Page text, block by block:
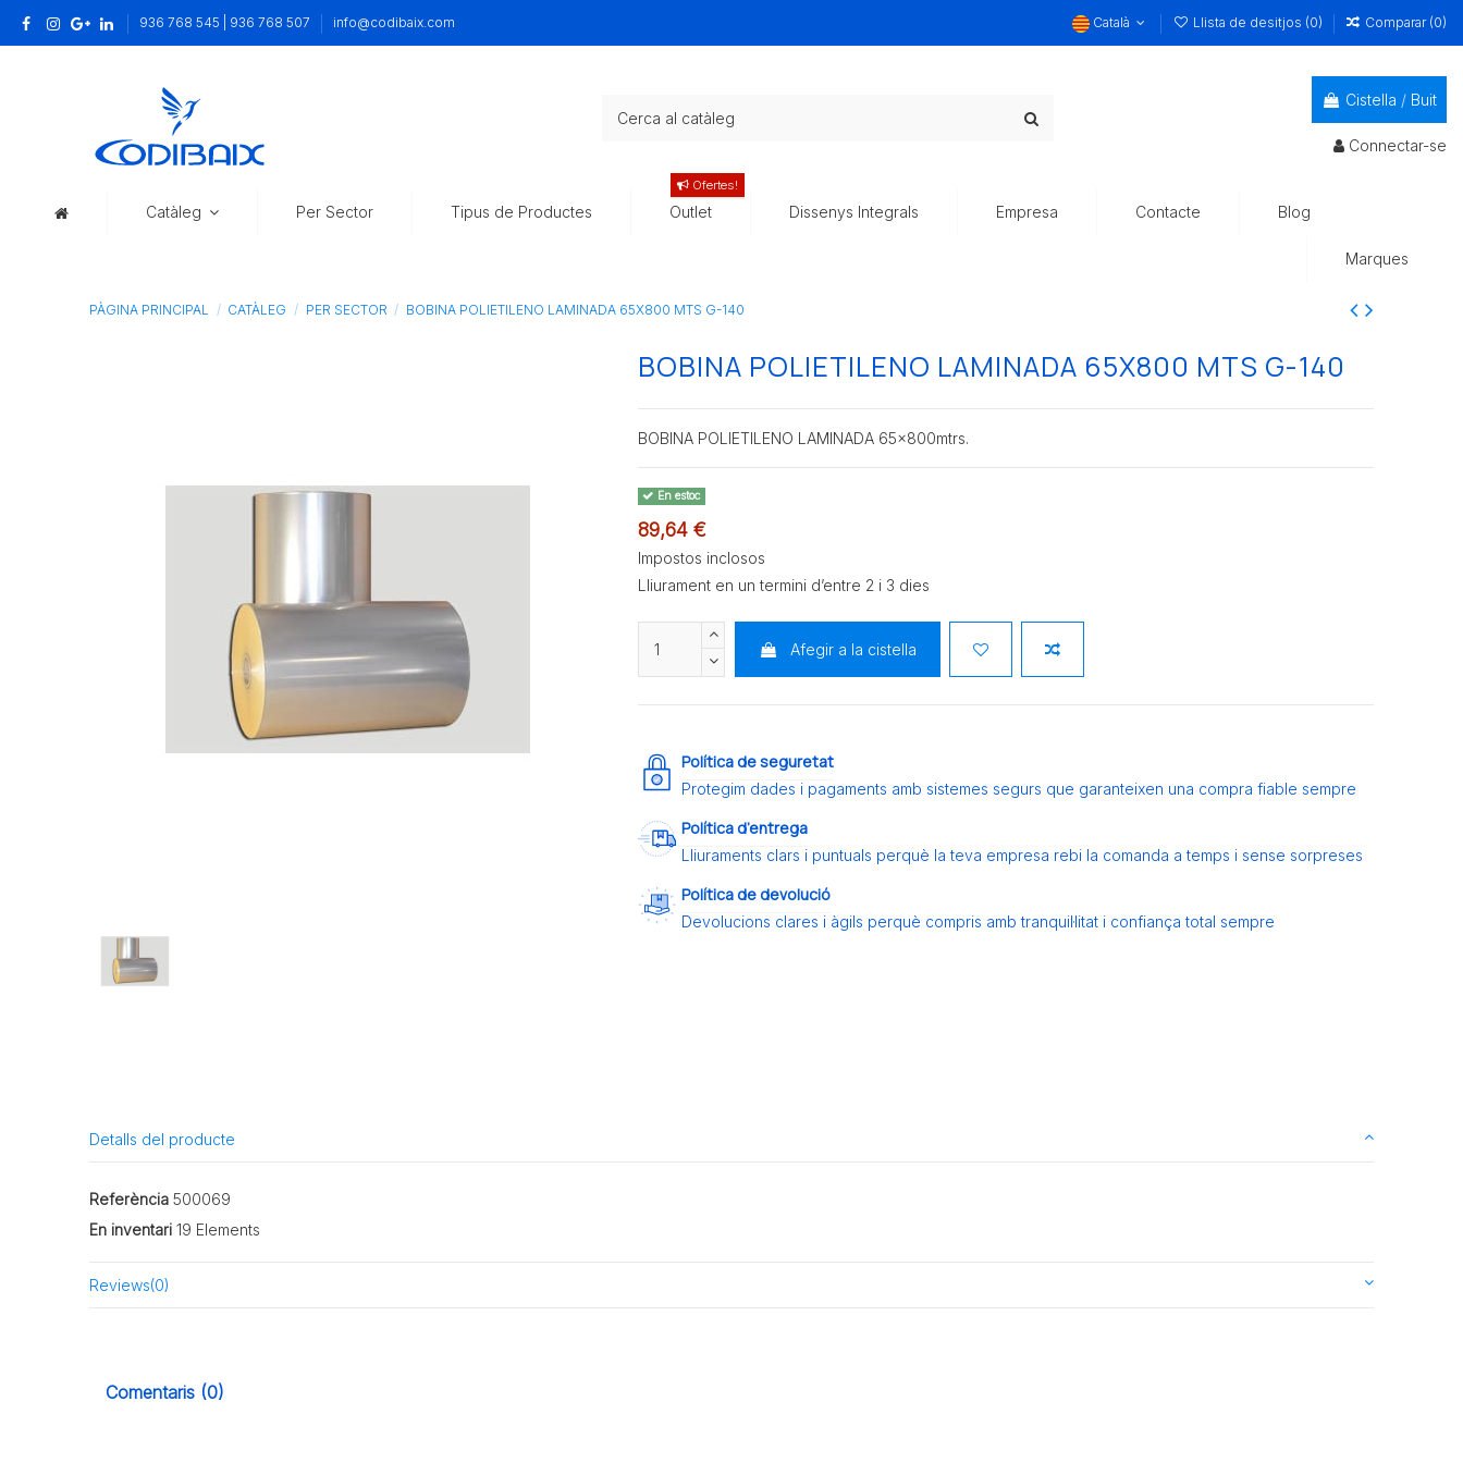
936 768 545 | 936 768 507 info@codibaix.com Català Llista de desitjos (0) Comparar (0)
Cistella / Buit
Connectar-se
Catàleg Per Sector Tipus de Productes Outlet
Ofertes!
Dissenys Integrals Empresa Contacte Blog
Marques
PÀGINA PRINCIPAL CATÀLEG PER SECTOR BOBINA POLIETILENO LAMINADA 65X800 MTS G-140
BOBINA POLIETILENO LAMINADA 65X800 MTS G-140
BOBINA POLIETILENO LAMINADA 65x800mtrs.
En estoc
89,64 €
Impostos inclosos
Lliurament en un termini d’entre 2 i 3 dies
Afegir a la cistella
Política de seguretat
Protegim dades i pagaments amb sistemes segurs que garanteixen una compra fiable sempre
Política d’entrega
Lliuraments clars i puntuals perquè la teva empresa rebi la comanda a temps i sense sorpreses
Política de devolució
Devolucions clares i àgils perquè compris amb tranquil·litat i confiança total sempre
Detalls del producte
Referència 500069
En inventari 19 Elements
Reviews(0)
Comentaris (0)